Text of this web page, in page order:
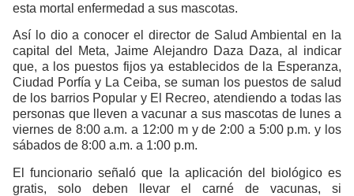
esta mortal enfermedad a sus mascotas.
Así lo dio a conocer el director de Salud Ambiental en la
capital del Meta, Jaime Alejandro Daza Daza, al indicar
que, a los puestos fijos ya establecidos de la Esperanza,
Ciudad Porfía y La Ceiba, se suman los puestos de salud
de los barrios Popular y El Recreo, atendiendo a todas las
personas que lleven a vacunar a sus mascotas de lunes a
viernes de 8:00 a.m. a 12:00 m y de 2:00 a 5:00 p.m. y los
sábados de 8:00 a.m. a 1:00 p.m.
El funcionario señaló que la aplicación del biológico es
gratis, solo deben llevar el carné de vacunas, si